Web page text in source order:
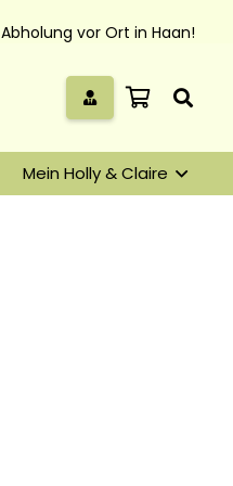
Abholung vor Ort in Haan!
Mein Holly & Claire